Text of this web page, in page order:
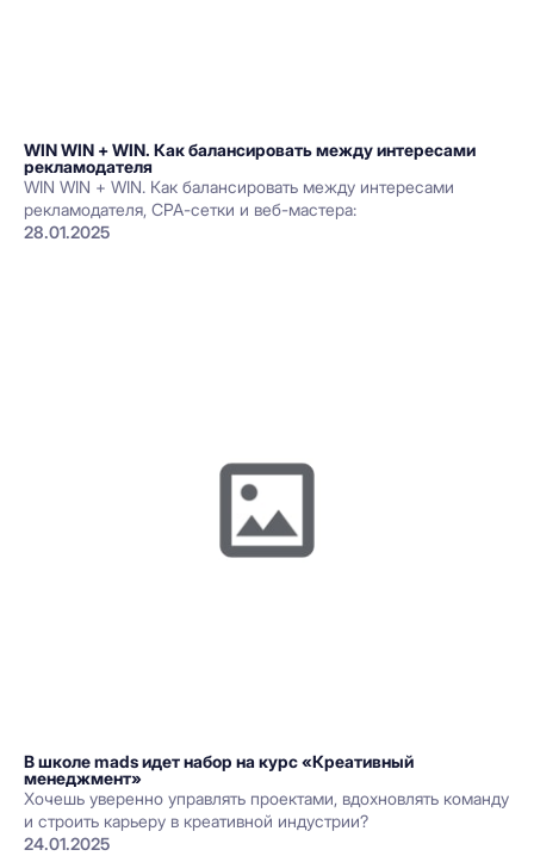
WIN WIN + WIN. Как балансировать между интересами
рекламодателя
WIN WIN + WIN. Как балансировать между интересами
рекламодателя, СРА-сетки и веб-мастера:
28.01.2025
В школе mads идет набор на курс «Креативный
менеджмент»
Хочешь уверенно управлять проектами, вдохновлять команду
и строить карьеру в креативной индустрии?
24.01.2025